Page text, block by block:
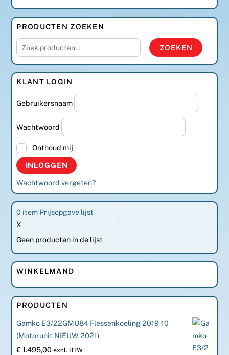
PRODUCTEN ZOEKEN
Zoeken
naar:
ZOEKEN
KLANT LOGIN
Gebruikersnaam
Wachtwoord
Onthoud mij
Wachtwoord vergeten?
0 item Prijsopgave lijst
X
Geen producten in de lijst
WINKELMAND
PRODUCTEN
Gamko E3/22GMU84 Flessenkoeling 2019-10
(Motorunit NIEUW 2021)
€ 1.495,00 excl. BTW